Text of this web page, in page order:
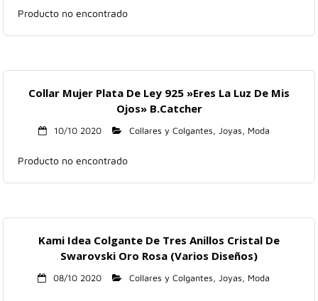
Producto no encontrado
Collar Mujer Plata De Ley 925 »Eres La Luz De Mis
Ojos» B.Catcher
10/10 2020 Collares y Colgantes, Joyas, Moda
Producto no encontrado
Kami Idea Colgante De Tres Anillos Cristal De
Swarovski Oro Rosa (Varios Diseños)
08/10 2020 Collares y Colgantes, Joyas, Moda